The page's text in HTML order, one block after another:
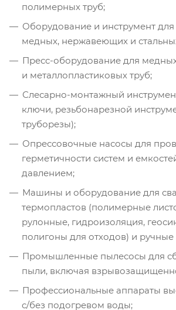
полимерных труб;
Оборудование и инструмент
медных, нержавеющих и
Пресс-оборудование для
и металлопластиковых труб;
Слесарно-монтажный
ключи, резьбонарезной
труборезы);
Опрессовочные насосы для
герметичности систем и
давлением;
Машины и оборудование для
термопластов (полимерные
рулонные, гидроизоляция,
полигоны для отходов) и ручные
Промышленные пылесосы для
пыли, включая
Профессиональные аппараты
с/без подогревом воды;